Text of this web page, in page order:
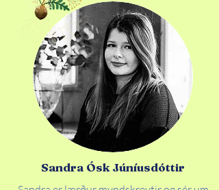
Sandra Ósk Júníusdóttir